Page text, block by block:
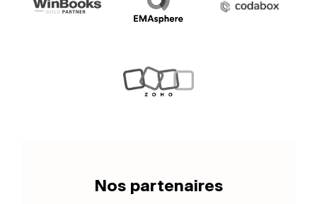
Nos partenaires